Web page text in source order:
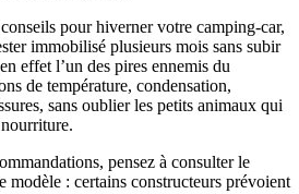
pour hiverner votre camping‑car,
immobilisé plusieurs mois sans subir
effet l’un des pires ennemis du
de température, condensation,
sans oublier les petits animaux qui
pensez à consulter le
modèle : certains constructeurs prévoient